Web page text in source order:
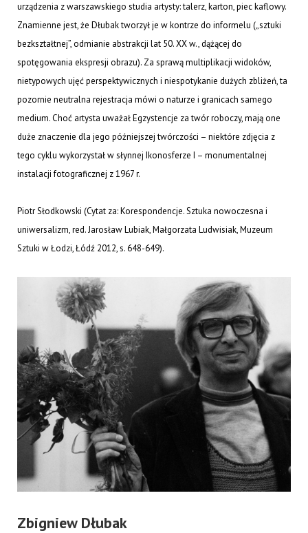
urządzenia z warszawskiego studia artysty: talerz, karton, piec kaflowy.
Znamienne jest, że Dłubak tworzył je w kontrze do informelu („sztuki
bezkształtnej”, odmianie abstrakcji lat 50. XX w., dążącej do
spotęgowania ekspresji obrazu). Za sprawą multiplikacji widoków,
nietypowych ujęć perspektywicznych i niespotykanie dużych zbliżeń, ta
pozornie neutralna rejestracja mówi o naturze i granicach samego
medium. Choć artysta uważał Egzystencje za twór roboczy, mają one
duże znaczenie dla jego późniejszej twórczości – niektóre zdjęcia z
tego cyklu wykorzystał w słynnej Ikonosferze I – monumentalnej
instalacji fotograficznej z 1967 r.
Piotr Słodkowski (Cytat za: Korespondencje. Sztuka nowoczesna i
uniwersalizm, red. Jarosław Lubiak, Małgorzata Ludwisiak, Muzeum
Sztuki w Łodzi, Łódź 2012, s. 648-649).
Zbigniew Dłubak